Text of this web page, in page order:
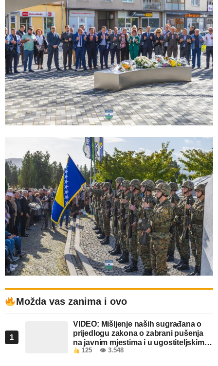
Možda vas zanima i ovo
1
VIDEO: Mišljenje naših sugrađana o
prijedlogu zakona o zabrani pušenja
na javnim mjestima i u ugostiteljskim
objektima u FBiH
125 👁 3.548